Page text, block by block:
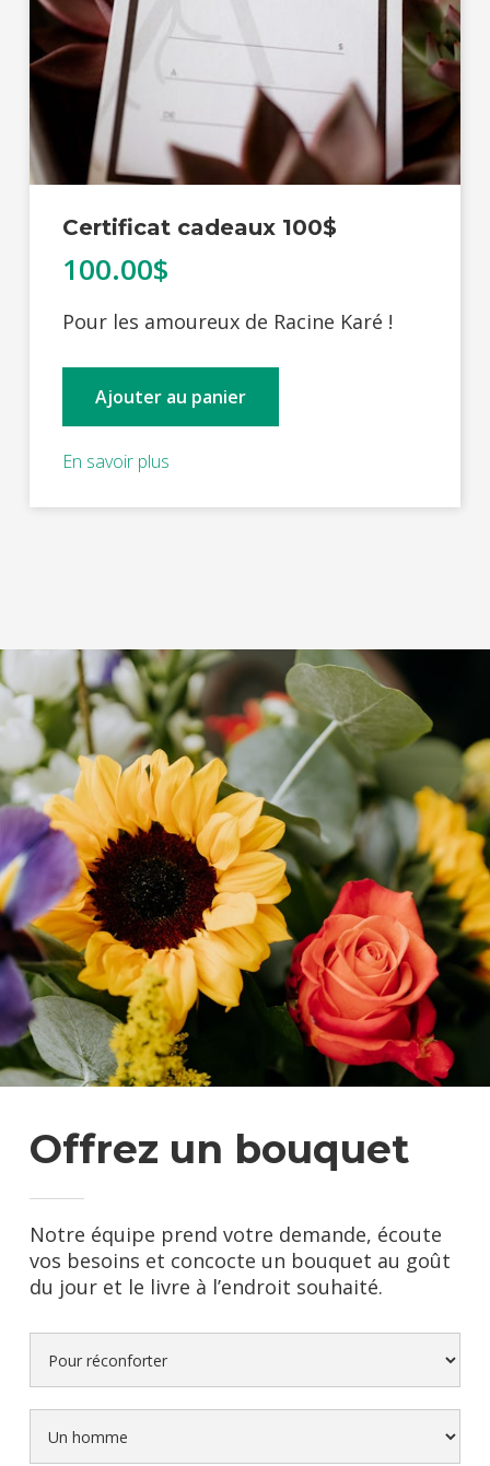
Certificat cadeaux 100$
100.00$
Pour les amoureux de Racine Karé !
Ajouter au panier
En savoir plus
Offrez un bouquet
Notre équipe prend votre demande, écoute
vos besoins et concocte un bouquet au goût
du jour et le livre à l’endroit souhaité.